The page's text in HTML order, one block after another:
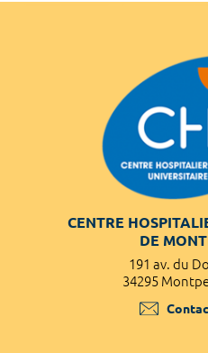
CENTRE
DE
191 av. du
34295